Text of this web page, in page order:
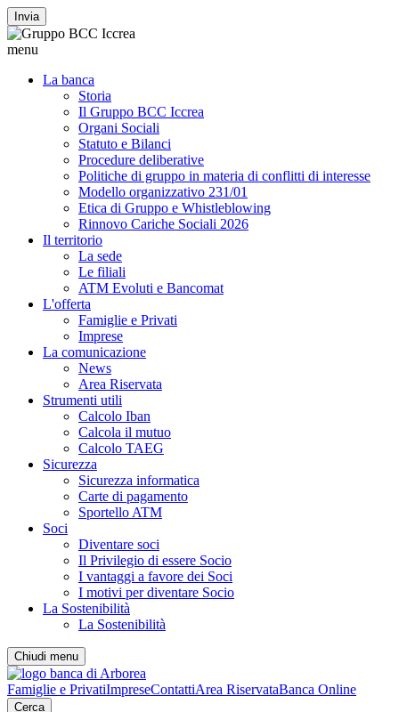
Invia
menu
La banca
Storia
Il Gruppo BCC Iccrea
Organi Sociali
Statuto e Bilanci
Procedure deliberative
Politiche di gruppo in materia di conflitti di interesse
Modello organizzativo 231/01
Etica di Gruppo e Whistleblowing
Rinnovo Cariche Sociali 2026
Il territorio
La sede
Le filiali
ATM Evoluti e Bancomat
L'offerta
Famiglie e Privati
Imprese
La comunicazione
News
Area Riservata
Strumenti utili
Calcolo Iban
Calcola il mutuo
Calcolo TAEG
Sicurezza
Sicurezza informatica
Carte di pagamento
Sportello ATM
Soci
Diventare soci
Il Privilegio di essere Socio
I vantaggi a favore dei Soci
I motivi per diventare Socio
La Sostenibilità
La Sostenibilità
Chiudi menu
Famiglie e PrivatiImpreseContattiArea RiservataBanca Online
Cerca